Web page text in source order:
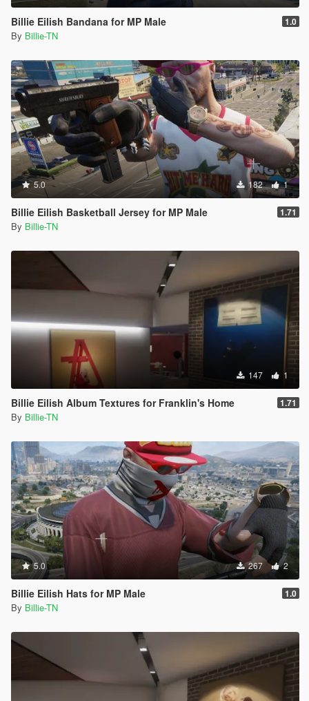
Billie Eilish Bandana for MP Male 1.0
By Billie-TN
5.0 182 1
Billie Eilish Basketball Jersey for MP Male 1.71
By Billie-TN
147 1
Billie Eilish Album Textures for Franklin's Home 1.71
By Billie-TN
5.0 267 2
Billie Eilish Hats for MP Male 1.0
By Billie-TN